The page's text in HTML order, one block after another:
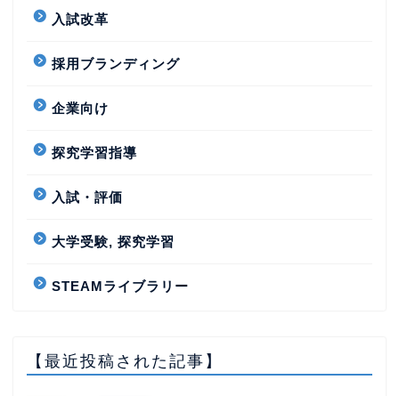
入試改革
採用ブランディング
企業向け
探究学習指導
入試・評価
大学受験, 探究学習
STEAMライブラリー
【最近投稿された記事】